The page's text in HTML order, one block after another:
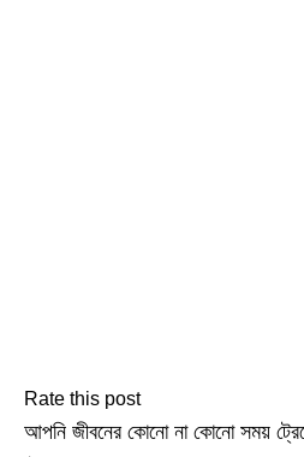
Rate this post
আপনি জীবনের কোনো না কোনো সময়